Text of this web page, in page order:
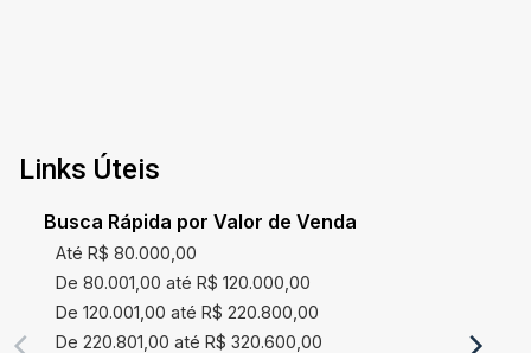
Links Úteis
Busca Rápida por Valor de Venda
Até R$ 80.000,00
De 80.001,00 até R$ 120.000,00
De 120.001,00 até R$ 220.800,00
De 220.801,00 até R$ 320.600,00